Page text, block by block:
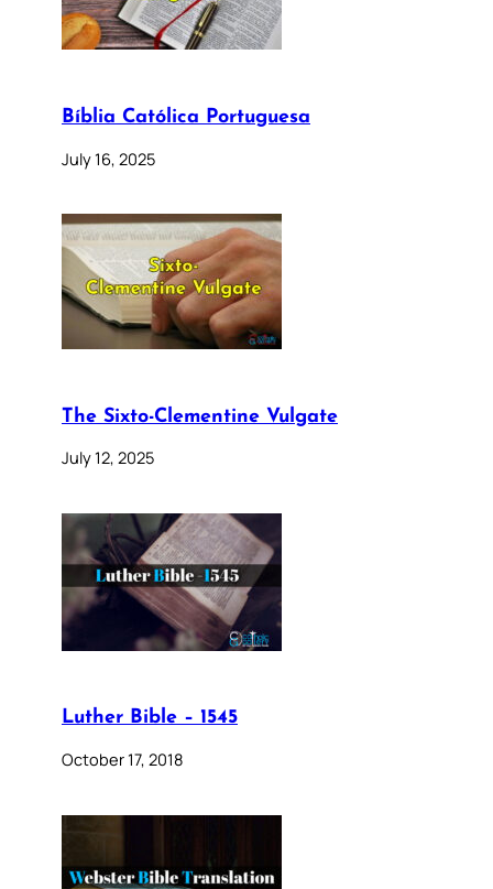
Bíblia Católica Portuguesa
July 16, 2025
The Sixto-Clementine Vulgate
July 12, 2025
Luther Bible – 1545
October 17, 2018